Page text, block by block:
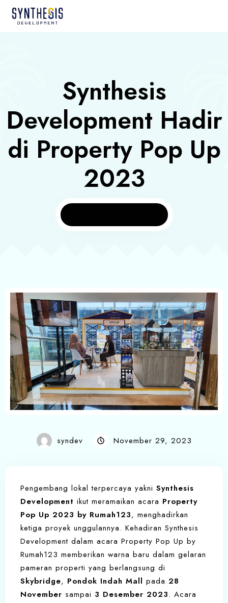
Synthesis
Development Hadir
di Property Pop Up
2023
syndev November 29, 2023
Pengembang lokal terpercaya yakni Synthesis
Development ikut meramaikan acara Property
Pop Up 2023 by Rumah123, menghadirkan
ketiga proyek unggulannya. Kehadiran Synthesis
Development dalam acara Property Pop Up by
Rumah123 memberikan warna baru dalam gelaran
pameran properti yang berlangsung di
Skybridge, Pondok Indah Mall pada 28
November sampai 3 Desember 2023. Acara